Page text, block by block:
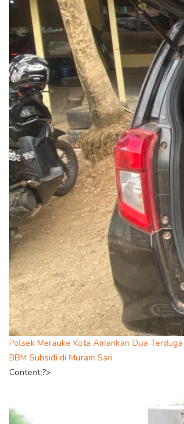
Polsek Merauke Kota Amankan Dua
BBM Subsidi di Muram Sari
Content;?>